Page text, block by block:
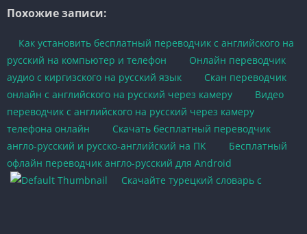
Похожие записи:
Как установить бесплатный переводчик с английского на
русский на компьютер и телефон
Онлайн переводчик
аудио с киргизского на русский язык
Скан переводчик
онлайн с английского на русский через камеру
Видео
переводчик с английского на русский через камеру
телефона онлайн
Скачать бесплатный переводчик
англо-русский и русско-английский на ПК
Бесплатный
офлайн переводчик англо-русский для Android
Скачайте турецкий словарь с